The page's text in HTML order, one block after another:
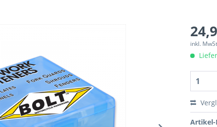
inkl.
Artikel-